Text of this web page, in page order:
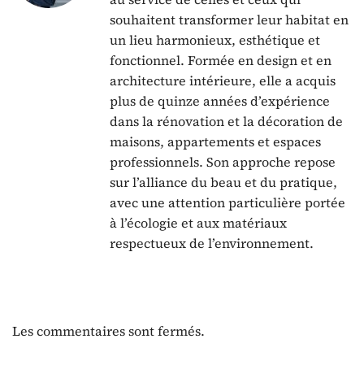
souhaitent transformer leur habitat en
un lieu harmonieux, esthétique et
fonctionnel. Formée en design et en
architecture intérieure, elle a acquis
plus de quinze années d’expérience
dans la rénovation et la décoration de
maisons, appartements et espaces
professionnels. Son approche repose
sur l’alliance du beau et du pratique,
avec une attention particulière portée
à l’écologie et aux matériaux
respectueux de l’environnement.
Les commentaires sont fermés.